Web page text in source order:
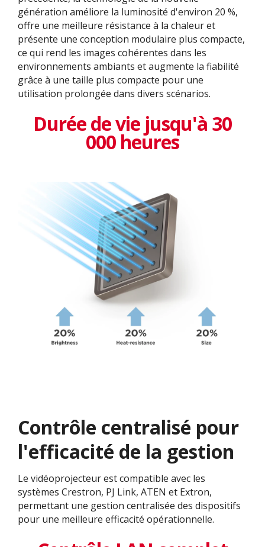
génération améliore la luminosité d'environ 20 %,
offre une meilleure résistance à la chaleur et
présente une conception modulaire plus compacte,
ce qui rend les images cohérentes dans les
environnements ambiants et augmente la fiabilité
grâce à une taille plus compacte pour une
utilisation prolongée dans divers scénarios.
Durée de vie jusqu'à 30
000 heures
Contrôle centralisé pour
l'efficacité de la gestion
Le vidéoprojecteur est compatible avec les
systèmes Crestron, PJ Link, ATEN et Extron,
permettant une gestion centralisée des dispositifs
pour une meilleure efficacité opérationnelle.